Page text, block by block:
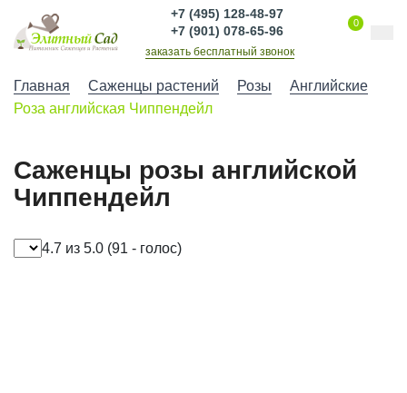
+7 (495) 128-48-97
+7 (901) 078-65-96
заказать бесплатный звонок
0
Главная Саженцы растений Розы
Английские
Роза английская Чиппендейл
Саженцы розы английской
Чиппендейл
4.7 из 5.0 (91 - голос)